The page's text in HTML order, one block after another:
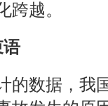
跨越。
语
数据，我国